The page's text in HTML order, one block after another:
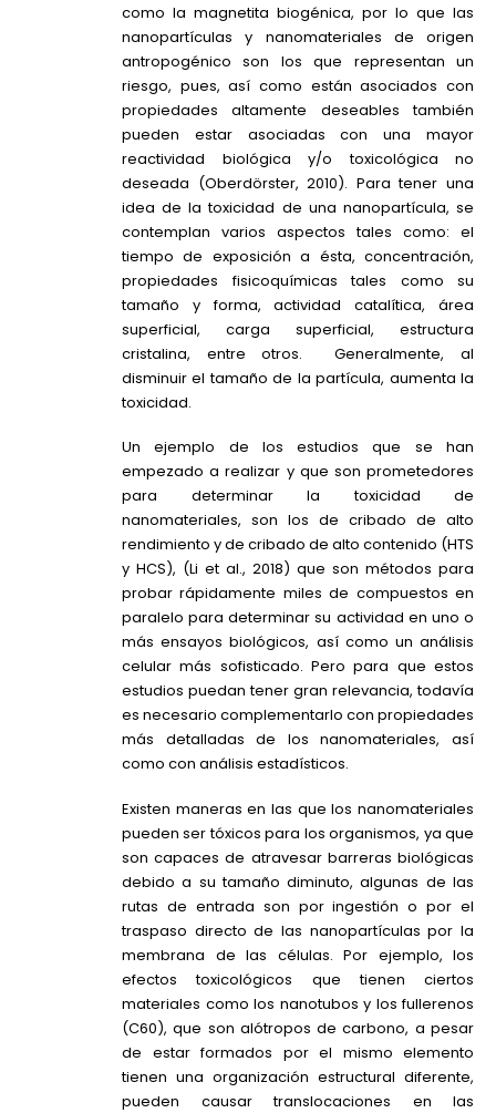
como la magnetita biogénica, por lo que las
nanopartículas y nanomateriales de origen
antropogénico son los que representan un
riesgo, pues, así como están asociados con
propiedades altamente deseables también
pueden estar asociadas con una mayor
reactividad biológica y/o toxicológica no
deseada (Oberdörster, 2010). Para tener una
idea de la toxicidad de una nanopartícula, se
contemplan varios aspectos tales como: el
tiempo de exposición a ésta, concentración,
propiedades fisicoquímicas tales como su
tamaño y forma, actividad catalítica, área
superficial, carga superficial, estructura
cristalina, entre otros. Generalmente, al
disminuir el tamaño de la partícula, aumenta la
toxicidad.
Un ejemplo de los estudios que se han
empezado a realizar y que son prometedores
para determinar la toxicidad de
nanomateriales, son los de cribado de alto
rendimiento y de cribado de alto contenido (HTS
y HCS), (Li et al., 2018) que son métodos para
probar rápidamente miles de compuestos en
paralelo para determinar su actividad en uno o
más ensayos biológicos, así como un análisis
celular más sofisticado. Pero para que estos
estudios puedan tener gran relevancia, todavía
es necesario complementarlo con propiedades
más detalladas de los nanomateriales, así
como con análisis estadísticos.
Existen maneras en las que los nanomateriales
pueden ser tóxicos para los organismos, ya que
son capaces de atravesar barreras biológicas
debido a su tamaño diminuto, algunas de las
rutas de entrada son por ingestión o por el
traspaso directo de las nanopartículas por la
membrana de las células. Por ejemplo, los
efectos toxicológicos que tienen ciertos
materiales como los nanotubos y los fullerenos
(C60), que son alótropos de carbono, a pesar
de estar formados por el mismo elemento
tienen una organización estructural diferente,
pueden causar translocaciones en las